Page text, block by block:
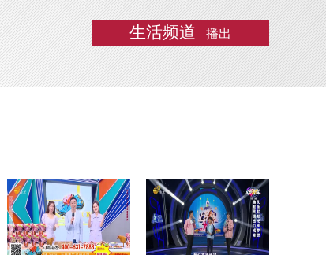
生活频道 播出